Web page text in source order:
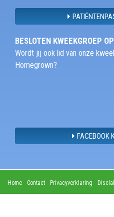
BESLOTEN KWEEKGROEP
Wordt jij ook lid van onze
Homegrown?
FACEBOOK
Home Contact Privacyverklaring